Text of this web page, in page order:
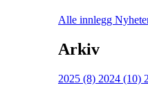
Alle innlegg
Arkiv
2025 (8) 2024 (10)